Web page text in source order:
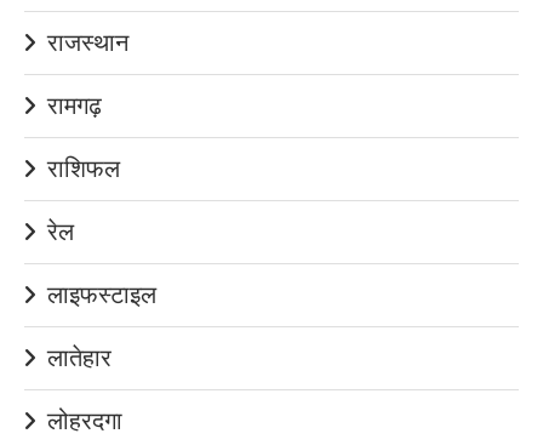
राजस्थान
रामगढ़
राशिफल
रेल
लाइफस्टाइल
लातेहार
लोहरदगा